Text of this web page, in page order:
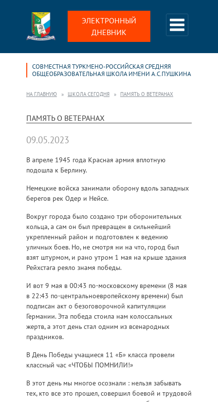
ЭЛЕКТРОННЫЙ
ДНЕВНИК
СОВМЕСТНАЯ ТУРКМЕНО-РОССИЙСКАЯ СРЕДНЯЯ
ОБЩЕОБРАЗОВАТЕЛЬНАЯ ШКОЛА ИМЕНИ А.С.ПУШКИНА
НА ГЛАВНУЮ ШКОЛА СЕГОДНЯ ПАМЯТЬ О ВЕТЕРАНАХ
ПАМЯТЬ О ВЕТЕРАНАХ
09.05.2023
В апреле 1945 года Красная армия вплотную
подошла к Берлину.
Немецкие войска занимали оборону вдоль западных
берегов рек Одер и Нейсе.
Вокруг города было создано три оборонительных
кольца, а сам он был превращен в сильнейший
укрепленный район и подготовлен к ведению
уличных боев. Но, не смотря ни на что, город был
взят штурмом, и рано утром 1 мая на крыше здания
Рейхстага реяло знамя победы.
И вот 9 мая в 00:43 по-московскому времени (8 мая
в 22:43 по-центральноевропейскому времени) был
подписан акт о безоговорочной капитуляции
Германии. Эта победа стоила нам колоссальных
жертв, а этот день стал одним из всенародных
праздников.
В День Победы учащиеся 11 «Б» класса провели
классный час «ЧТОБЫ ПОМНИЛИ!»
В этот день мы многое осознали : нельзя забывать
тех, кто все это прошел, совершил боевой и трудовой